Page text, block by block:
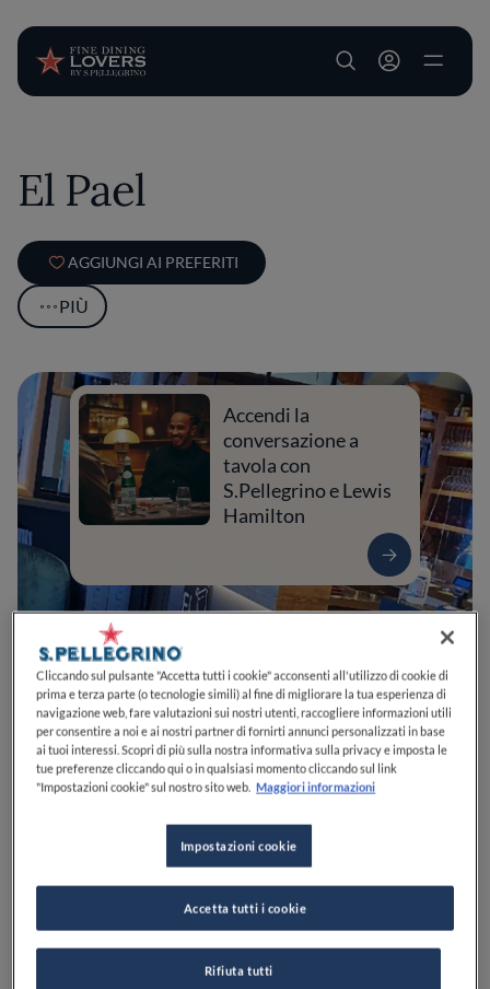
User account
El Pael
AGGIUNGI AI PREFERITI
PIÙ
0 0 0 0 0
Accendi la
conversazione a
tavola con
S.Pellegrino e Lewis
Hamilton
PREZZO
Cliccando sul pulsante "Accetta tutti i cookie" acconsenti all'utilizzo di cookie di
prima e terza parte (o tecnologie simili) al fine di migliorare la tua esperienza di
navigazione web, fare valutazioni sui nostri utenti, raccogliere informazioni utili
per consentire a noi e ai nostri partner di fornirti annunci personalizzati in base
ai tuoi interessi. Scopri di più sulla nostra informativa sulla privacy e imposta le
tue preferenze cliccando qui o in qualsiasi momento cliccando sul link
"Impostazioni cookie" sul nostro sito web. Maggiori informazioni
Impostazioni cookie
Rifiuta tutti
Accetta tutti i cookie